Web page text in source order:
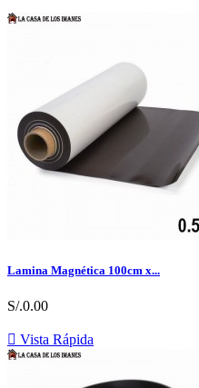
Lamina Magnética 100cm x...
S/.0.00
 Vista Rápida